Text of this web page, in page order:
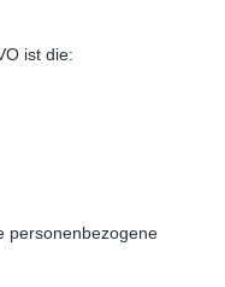
ist die:
personenbezogene